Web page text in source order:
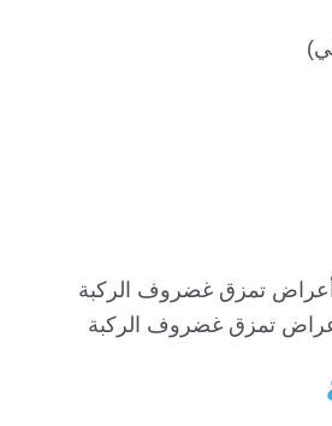
تمزق غضروف الركبة